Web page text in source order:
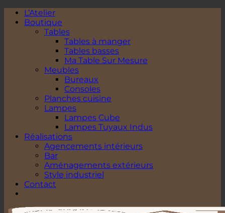
Passer
contenu
L’Atelier
Boutique
Tables
Tables à manger
Tables basses
Ma Table Sur Mesure
Meubles
Bureaux
Consoles
Planches cuisine
Lampes
Lampes Cube
Lampes Tuyaux Indus
Réalisations
Agencements intérieurs
Bar
Aménagements extérieurs
Style industriel
Contact